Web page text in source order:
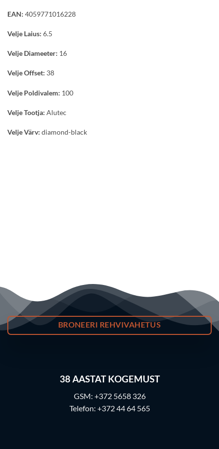
EAN: 4059771016228
Velje Laius: 6.5
Velje Diameeter: 16
Velje Offset: 38
Velje Poldivalem: 100
Velje Tootja: Alutec
Velje Värv: diamond-black
BRONEERI REHVIVAHETUS
38AASTAT KOGEMUST
GSM: +372 5658 326
Telefon: +372 44 64 565